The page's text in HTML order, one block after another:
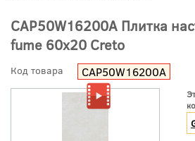
СAP50W16200A Плитка
fume 60x20 Creto
Код товара СAP50W16200A